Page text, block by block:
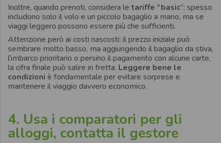
Inoltre, quando prenoti, considera le tariffe “basic”: spesso
includono solo il volo e un piccolo bagaglio a mano, ma se
viaggi leggero possono essere più che sufficienti.
Attenzione però ai costi nascosti: il prezzo iniziale può
sembrare molto basso, ma aggiungendo il bagaglio da stiva,
l’imbarco prioritario o persino il pagamento con alcune carte,
la cifra finale può salire in fretta. Leggere bene le
condizioni è fondamentale per evitare sorprese e
mantenere il viaggio davvero economico.
4. Usa i comparatori per gli
alloggi, contatta il gestore